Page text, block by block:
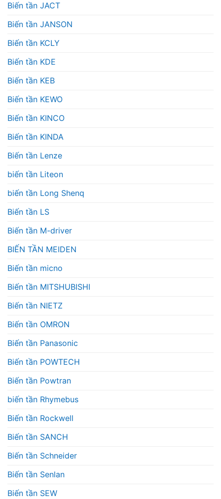
Biến tần JACT
Biến tần JANSON
Biến tần KCLY
Biến tần KDE
Biến tần KEB
Biến tần KEWO
Biến tần KINCO
Biến tần KINDA
Biến tần Lenze
biến tần Liteon
biến tần Long Shenq
Biến tần LS
Biến tần M-driver
BIẾN TẦN MEIDEN
Biến tần micno
Biến tần MITSHUBISHI
Biến tần NIETZ
Biến tần OMRON
Biến tần Panasonic
Biến tần POWTECH
Biến tần Powtran
biến tần Rhymebus
Biến tần Rockwell
Biến tần SANCH
Biến tần Schneider
Biến tần Senlan
Biến tần SEW